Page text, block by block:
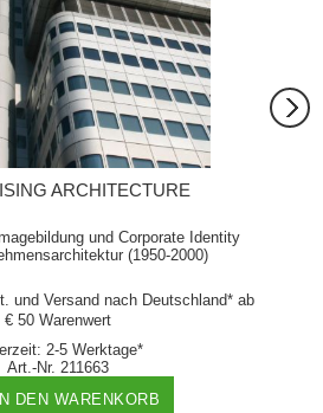
ARCHITECTURE
und Corporate Identity
(1950-2000)
und Versandnach Deutschland* ab
€ 50 Warenwert
2-5 Werktage*
Art.-Nr. 211663
DEN WARENKORB